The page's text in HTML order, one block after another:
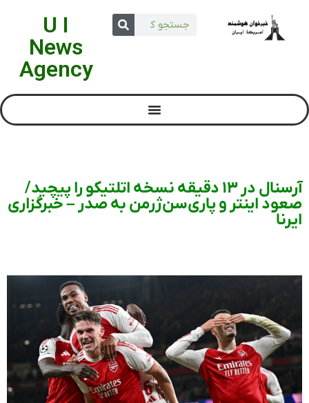
U I
News
Agency
آرسنال در ۱۳ دقیقه نسخه اتلتیکو را پیچید/
صعود اینتر و پاری‎‌سن‌ژرمن به صدر – خبرگزاری
ایرنا